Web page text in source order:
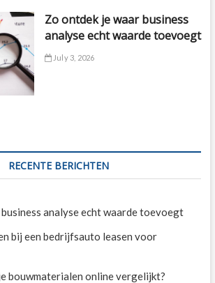
Zo ontdek je waar business
analyse echt waarde toevoegt
July 3, 2026
RECENTE BERICHTEN
analyse echt waarde toevoegt
bij een bedrijfsauto leasen voor
bouwmaterialen online vergelijkt?